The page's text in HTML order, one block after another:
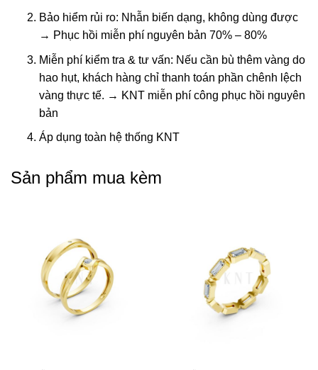
Bảo hiểm rủi ro: Nhẫn biến dạng, không dùng được
→ Phục hồi miễn phí nguyên bản 70% – 80%
Miễn phí kiểm tra & tư vấn: Nếu cần bù thêm vàng do
hao hụt, khách hàng chỉ thanh toán phần chênh lệch
vàng thực tế. → KNT miễn phí công phục hồi nguyên
bản
Áp dụng toàn hệ thống KNT
Sản phẩm mua kèm